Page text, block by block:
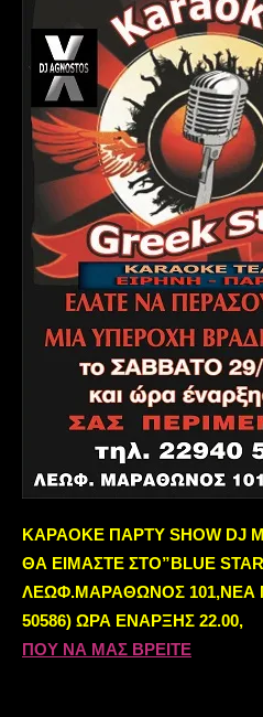
ΚΑΡΑΟΚΕ ΠΑΡΤΥ SHOW DJ
ΘΑ ΕΙΜΑΣΤΕ ΣΤΟ”BLUE
ΛΕΩΦ.ΜΑΡΑΘΩΝΟΣ 101,ΝΕΑ
50586) ΩΡΑ
ΠΟΥ ΝΑ ΜΑΣ ΒΡΕΙΤΕ